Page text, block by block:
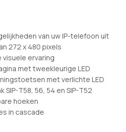
van uw IP-telefoon uit
272 x 480 pixels
visuele ervaring
met tweekleurige LED
met verlichte LED
SIP-T58, 56, 54 en SIP-T52
hoeken
in cascade